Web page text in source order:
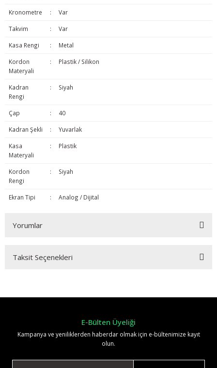
Kronometre : Var
Takvim : Var
Kasa Rengi : Metal
Kordon
Materyali
: Plastik / Silikon
Kadran
Rengi
: Siyah
Çap : 40
Kadran Şekli : Yuvarlak
Kasa
Materyali
: Plastik
Kordon
Rengi
: Siyah
Ekran Tipi : Analog / Dijital
Yorumlar
Taksit Seçenekleri
E-Bülten Üyeliği
Kampanya ve yeniliklerden haberdar olmak için e-bültenimize kayıt
olun.